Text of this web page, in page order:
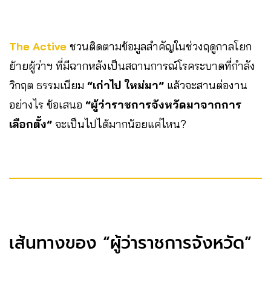
The Active ชวนติดตามข้อมูลสำคัญในช่วงฤดูกาลโยก
ย้ายผู้ว่าฯ ที่มีฉากหลังเป็นสถานการณ์โรคระบาดที่กำลัง
วิกฤต ธรรมเนียม “เก่าไป ใหม่มา” แล้วจะสานต่องาน
อย่างไร ข้อเสนอ “ผู้ว่าราชการจังหวัดมาจากการ
เลือกตั้ง” จะเป็นไปได้มากน้อยแค่ไหน?
เส้นทางของ “ผู้ว่าราชการจังหวัด”